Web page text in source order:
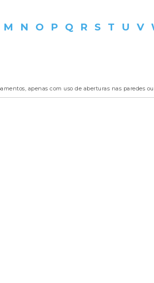
M N O P Q R S T U V
apenas com uso de aberturas nas paredes